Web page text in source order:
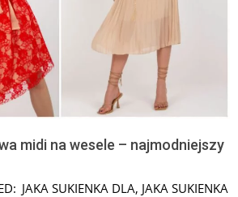
midi na wesele – najmodniejszy
JAKA SUKIENKA DLA, JAKA SUKIENKA